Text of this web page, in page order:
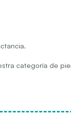
categoría de